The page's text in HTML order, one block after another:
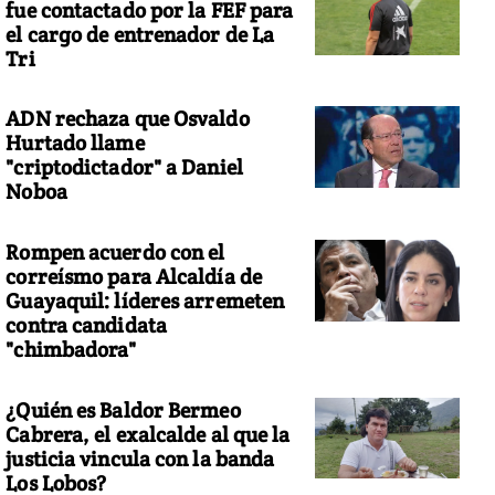
fue contactado por la FEF para
el cargo de entrenador de La
Tri
ADN rechaza que Osvaldo
Hurtado llame
"criptodictador" a Daniel
Noboa
Rompen acuerdo con el
correísmo para Alcaldía de
Guayaquil: líderes arremeten
contra candidata
"chimbadora"
¿Quién es Baldor Bermeo
Cabrera, el exalcalde al que la
justicia vincula con la banda
Los Lobos?